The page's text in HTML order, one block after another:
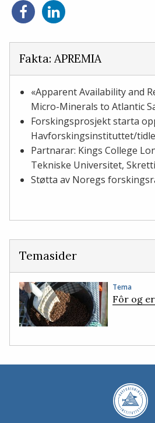
Del
på
Del
på
Fakta: APREMIA
«Apparent Availability and
Micro-Minerals to Atlantic
Forskingsprosjekt starta
Havforskingsinstituttet/
Partnarar: Kings College
Tekniske Universitet,
Støtta av Noregs
Temasider
Tema
Fôr og